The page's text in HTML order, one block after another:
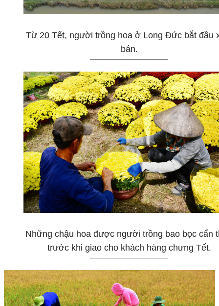
Từ 20 Tết, người trồng hoa ở Long Đức bắt đầu
bán.
Những chậu hoa được người trồng bao bọc cẩn
trước khi giao cho khách hàng chưng Tết.